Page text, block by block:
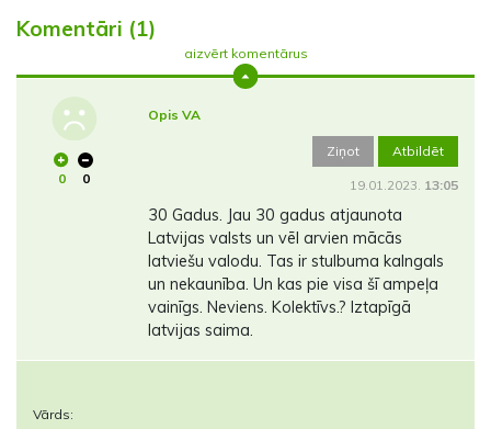
Komentāri (1)
aizvērt komentārus
0 0
Opis VA
Ziņot Atbildēt
19.01.2023. 13:05
30 Gadus. Jau 30 gadus atjaunota
Latvijas valsts un vēl arvien mācās
latviešu valodu. Tas ir stulbuma kalngals
un nekaunība. Un kas pie visa šī ampeļa
vainīgs. Neviens. Kolektīvs.? Iztapīgā
latvijas saima.
Vārds: